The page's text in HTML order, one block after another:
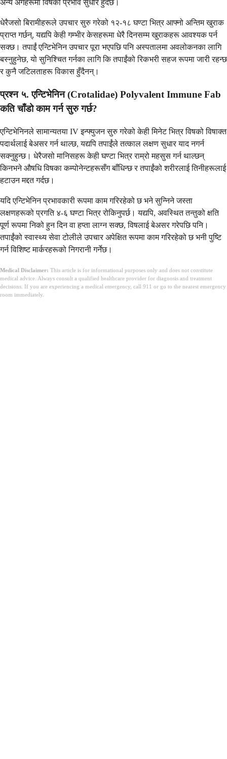
अन्य अंगहरूमा विषको प्रभाव सुधार हुँदैछ।
धेरैजसो बिरामीहरूले उपचार सुरु गरेको १२-१८ घण्टा भित्र आफ्नो अन्तिम खुराक
प्राप्त गर्छन्, यद्यपि केही गम्भीर केसहरूमा धेरै दिनसम्म खुराकहरू आवश्यक पर्न
सक्छ। तपाईं एन्टिभेनिन उपचार पूरा भएपछि पनि अस्पतालमा अवलोकनका लागि
बस्नुहुनेछ, यो सुनिश्चित गर्नका लागि कि तपाईंको रिकभरी सहज रूपमा जारी रहन्छ
र कुनै जटिलताहरू विकास हुँदैनन्।
प्रश्न ५. एन्टिभेनिन (Crotalidae) Polyvalent Immune Fab
कति चाँडो काम गर्न सुरु गर्छ?
एन्टिभेनिनले सामान्यतया IV इन्फ्युजन सुरु गरेको केही मिनेट भित्र विषको विषाक्त
पदार्थलाई बेअसर गर्न थाल्छ, यद्यपि तपाईंले तत्काल लक्षण सुधार याद नगर्न
सक्नुहुन्छ। धेरैजसो मानिसहरू केही घण्टा भित्र राम्रो महसुस गर्न थाल्छन्
किनभने औषधि विषका कम्पोनेन्टहरूसँग बाँधिन्छ र तपाईंको शरीरलाई तिनीहरूलाई
हटाउन मद्दत गर्दछ।
यदि एन्टिभेनिन प्रभावकारी रूपमा काम गरिरहेको छ भने सुन्निने जस्ता
लक्षणहरूको प्रगति ४-६ घण्टा भित्र रोकिनुपर्छ। यद्यपि, अवस्थित तन्तुको क्षति
पूर्ण रूपमा निको हुन दिन वा हप्ता लाग्न सक्छ, विषलाई बेअसर गरेपछि पनि।
तपाईंको स्वास्थ्य सेवा टोलीले उपचार अपेक्षित रूपमा काम गरिरहेको छ भनी पुष्टि
गर्न विशिष्ट मार्करहरूको निगरानी गर्नेछ।
Medical Disclaimer: This article is for informational purposes only and does not constitute
medical advice. Always consult a qualified healthcare provider for diagnosis and treatment
decisions. If you are experiencing a medical emergency, call 911 or go to the nearest emergency
room immediately.